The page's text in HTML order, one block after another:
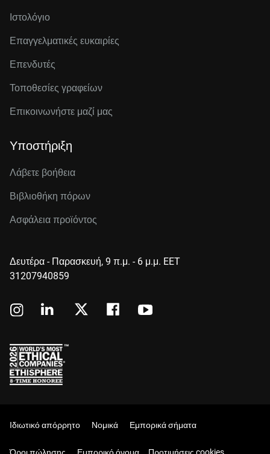
Ιστολόγιο
Επαγγελματικές ευκαιρίες
Επενδυτές
Τοποθεσίες γραφείων
Επικοινωνήστε μαζί μας
Υποστήριξη
Λάβετε βοήθεια
Βιβλιοθήκη πόρων
Ασφάλεια προϊόντος
Δευτέρα - Παρασκευή, 9 π.μ. - 6 μ.μ. EET
31207940859
Ιδιωτικό απόρρητο Νομικά Εμπορικά σήματα